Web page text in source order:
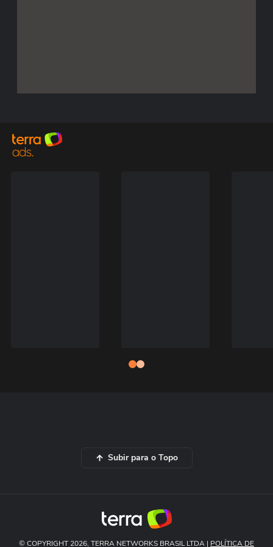
Subir para o Topo
© COPYRIGHT 2026, TERRA NETWORKS BRASIL LTDA | POLÍTICA DE